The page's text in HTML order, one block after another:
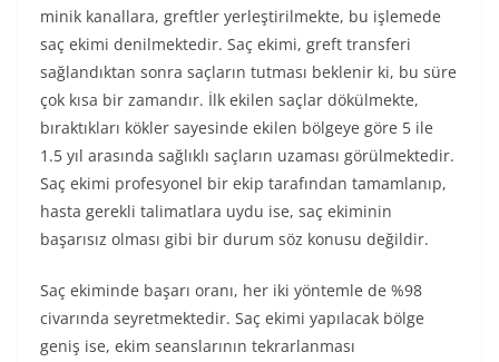
minik kanallara, greftler yerleştirilmekte, bu işlemede
saç ekimi denilmektedir. Saç ekimi, greft transferi
sağlandıktan sonra saçların tutması beklenir ki, bu süre
çok kısa bir zamandır. İlk ekilen saçlar dökülmekte,
bıraktıkları kökler sayesinde ekilen bölgeye göre 5 ile
1.5 yıl arasında sağlıklı saçların uzaması görülmektedir.
Saç ekimi profesyonel bir ekip tarafından tamamlanıp,
hasta gerekli talimatlara uydu ise, saç ekiminin
başarısız olması gibi bir durum söz konusu değildir.
Saç ekiminde başarı oranı, her iki yöntemle de %98
civarında seyretmektedir. Saç ekimi yapılacak bölge
geniş ise, ekim seanslarının tekrarlanması